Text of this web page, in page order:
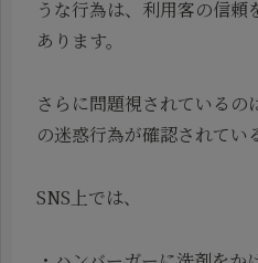
うな行為は、利用客の信頼
あります。
さらに問題視されているの
の迷惑行為が確認されてい
SNS上では、